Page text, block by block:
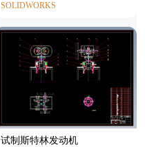
SOLIDWORKS
试制斯特林发动机